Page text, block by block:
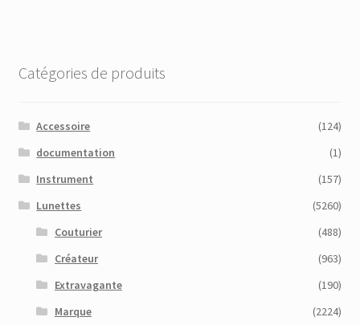
Catégories de produits
Accessoire
(124)
documentation
(1)
Instrument
(157)
Lunettes
(5260)
Couturier
(488)
Créateur
(963)
Extravagante
(190)
Marque
(2224)